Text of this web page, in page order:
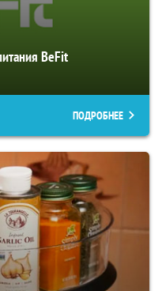
BeFit
ПОДРОБНЕЕ